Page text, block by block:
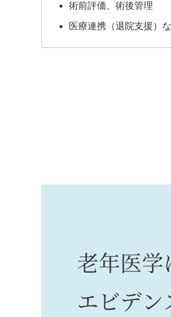
術前評価、術後管理
医療連携（退院支援）
老年医学
エビデン